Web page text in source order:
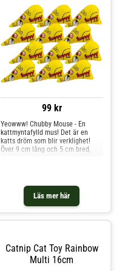
99 kr
Läs mer här
Yeowww! Chubby Mouse - En
kattmyntafylld mus! Det är en
katts dröm som blir verklighet!
Över 9 cm lång och 5 cm bred,
Catnip Cat Toy Rainbow
Multi 16cm